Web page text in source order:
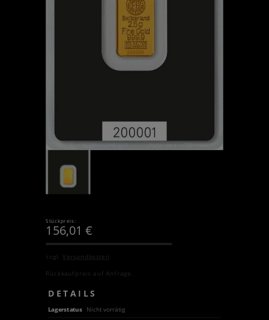
Stückpreis:
156,01€
zzgl.Versandkosten
Rückkaufpreis auf Anfrage.
DETAILS
Lagerstatus Nicht vorrätig